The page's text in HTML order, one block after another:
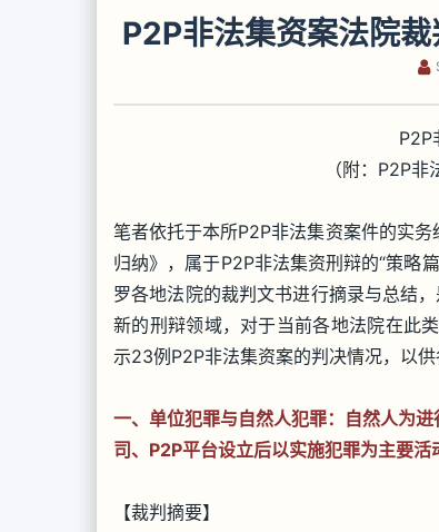
P2P非法集资案法院裁
P2P
（附：P2P
笔者依托于本所P2P非法集资案件的实
归纳》，属于P2P非法集资刑辩的“策略
罗各地法院的裁判文书进行摘录与总结
新的刑辩领域，对于当前各地法院在此
示23例P2P非法集资案的判决情况，以供
一、单位犯罪与自然人犯罪：自然人为
司、P2P平台设立后以实施犯罪为主要活
【裁判摘要】